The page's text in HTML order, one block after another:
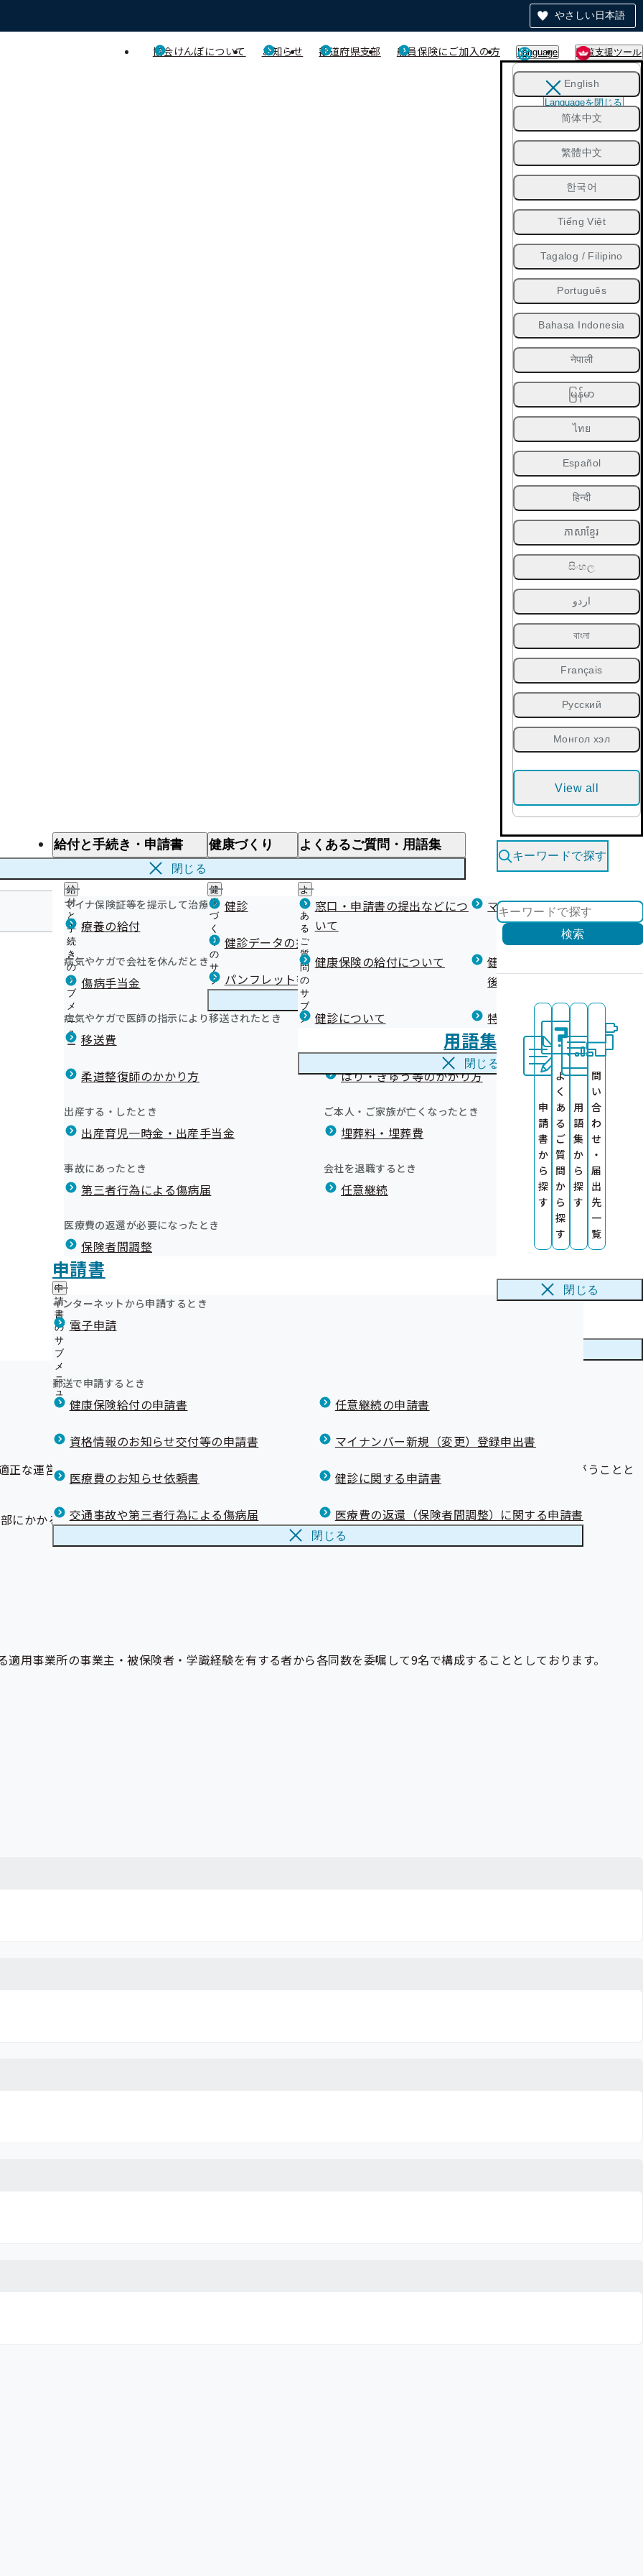
やさしい日本語
協会けんぽについて お知らせ 都道府県支部 船員保険にご加入の方 Language 閲覧支援ツール
English
简体中文
繁體中文
한국어
Tiếng Việt
Tagalog / Filipino
Português
Bahasa Indonesia
नेपाली
မြန်မာ
ไทย
Español
हिन्दी
ភាសាខ្មែរ
සිංහල
اردو
বাংলা
Français
Русский
Монгол хэл
View all
Languageを閉じる
給付と手続き・申請書
給付と手続き
給
付
と
手
続
き
の
サ
ブ
メ
ニ
ュ
ー
マイナ保険証等を提示して治療を受けるとき
療養の給付
医療費が高額になりそう・なったとき
限度額適用認定・高額療養費・高額介護合算
病気やケガで会社を休んだとき
傷病手当金
医療費の全額を負担したとき
病気やケガで医師の指示により移送されたとき
移送費
海外で急な病気にかかり治療を受けたとき
柔道整復師のかかり方 はり・きゅう等のかかり方
出産する・したとき
出産育児一時金・出産手当金
ご本人・ご家族が亡くなったとき
埋葬料・埋葬費
事故にあったとき
第三者行為による傷病届
会社を退職するとき
任意継続
医療費の返還が必要になったとき
保険者間調整
申請書
申
請
書
の
サ
ブ
メ
ニ
ュ
ー
インターネットから申請するとき
電子申請
郵送で申請するとき
健康保険給付の申請書 任意継続の申請書
資格情報のお知らせ交付等の申請書 マイナンバー新規（変更）登録申出書
医療費のお知らせ依頼書 健診に関する申請書
交通事故や第三者行為による傷病届 医療費の返還（保険者間調整）に関する申請書
閉じる
健康づくり
健
康
づ
く
り
の
サ
ブ
メ
ュ
健診 健診を受けた後の健康づくり
健診データの提供について 健康宣言（コラボヘルス）
パンフレット等（広報） 健康づくりコラム
よくあるご質問・用語集
よ
く
あ
る
ご
質
問
の
サ
ブ
メ
窓口・申請書の提出などにつ
いて
マイナ保険証等関連について
健康保険の給付について
健康保険任意継続制度（退職
後の健康保険）について
健診について 特定保健指導について
用語集
閉じる
閉じる
キーワードで探す
検索
申
請
書
か
ら
探
す
よ
く
あ
る
ご
質
問
か
ら
探
す
用
語
集
か
ら
探
す
問
い
合
わ
せ
・
届
出
先
一
覧
閉じる
岡山支部
岡山支部からのお知らせ
岡山支部の健診・保健指導のご案内
岡
の
生活習慣病予防健診のご案内（ご本人）
特定健診のご案内（ご家族）
おトクな集団健診のご案内（ご家族）
特定保健指導のご案内（ご家族）
定期健診の結果データをご提供ください
生活習慣病予防健診実施機関の新規募集
令和8年度 被保険者に対する特定保健指導専門機関による 健康サポート
令和8年度 被保険者に対する特定保健指導継続的支援事業について
令和8年度 健診後の要治療者への医療機関受診勧奨事業について
令和8年度 生活習慣病予備群に対する生活改善通知事業について
健康保険の記号・番号および保険者番号の確認方法
定期健康診断（事業者健診）結果データ提供勧奨業務の外部委託につい
て
生活習慣病予防健診の受診勧奨業務委託について
健診実施機関一覧等
康
健康保険委員とは？
健康保険委員に関する届出書
令和5年度「健康保険委員表彰式」を開催いたしました
令和7年度「健康保険委員表彰式」を開催いたしました
健康づくり
今月の健康ワンポイント
上手な医療のかかり方
【コラム】守ろう！自分の体<整形外科医>
【コラム】健康な歯 健康な体＜森田学教授＞
【コラム】みんなで守ろう目と健康<岡山県眼科医会>
【コラム】学ぼう！働く世代の睡眠〈福岡悦子先生〉
【コラム】薬にまつわるQ&A 薬剤師が解説します！〈岡山県薬剤師
会〉
【コラム】ドクターが教える 女性のための健康教室〈岡山県産産婦人
科医会〉
【健康法】1回5分の職場体操！みんなで「スマトレ」始めませんか！
【リンク】各市区町村の 健康づくり をご紹介
【リンク】メンタルヘルスに関するリンク
岡山支部 第1期保健事業実施計画（データヘルス計画）
岡山支部 第2期保健事業実施計画（データヘルス計画）
岡山支部 第3期保健事業実施計画（データヘルス計画）
広報紙「協会けんぽ岡山（納入告知書同封リーフレット）」バックナン
保険料率インセンティブ制度について
【広報】倉敷商工会議所との事業所合同訪問の実施について
【広報】岡山産業保健総合支援センター メンタルヘルス対策のための
【広報】岡山産業保健総合支援センター ストレスチェック導入支援
パッケージのご案内
【広報】協会けんぽ GUIDE BOOKのご案内
【広報】岡山支部公式LINEについて
【広報】令和8年度保険料率のリーフレット
【お手続きガイド】退職後の健康保険のご案内
【お手続きガイド】入院等で医療費が高額になりそうなとき（限度額適
用認定証及びオンライン資格確認について）
【お手続きガイド】「申請書」・「記入の注意点」・「送付先」につい
て
For Me's の健康増進計画
メールマガジン
統計情報
岡山支部について
所在地・連絡先
調達情報
採用情報
個人情報保護
地方自治体及び関係団体との連携協定
情報公開
評議会
事務処理誤り
リンク集
な運営に資するため、各支部に評議会を設け、次のような事項について、評議員の方々からご意見をうかがうことと
にかかる事項
用事業所の事業主・被保険者・学識経験を有する者から各同数を委嘱して9名で構成することとしております。